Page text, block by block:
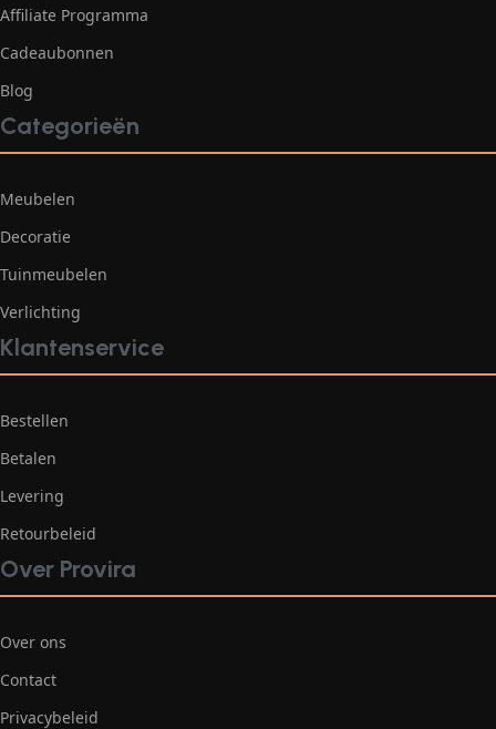
Affiliate Programma
Cadeaubonnen
Blog
Categorieën
Meubelen
Decoratie
Tuinmeubelen
Verlichting
Klantenservice
Bestellen
Betalen
Levering
Retourbeleid
Over Provira
Over ons
Contact
Privacybeleid